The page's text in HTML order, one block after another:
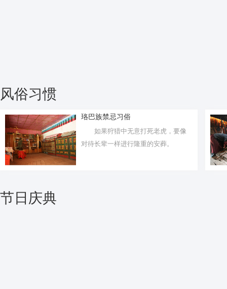
风俗习惯
珞巴族禁忌习俗
如果狩猎中无意打死老虎，要像
对待长辈一样进行隆重的安葬。
节日庆典